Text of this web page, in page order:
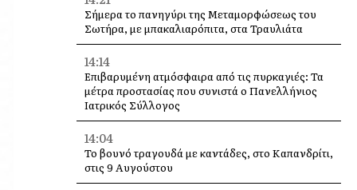
Σήμερα το πανηγύρι της Μεταμορφώσεως του
Σωτήρα, με μπακαλιαρόπιτα, στα Τραυλιάτα
14:14
Επιβαρυμένη ατμόσφαιρα από τις πυρκαγιές: Τα
μέτρα προστασίας που συνιστά ο Πανελλήνιος
Ιατρικός Σύλλογος
14:04
Το βουνό τραγουδά με καντάδες, στο Καπανδρίτι,
στις 9 Αυγούστου